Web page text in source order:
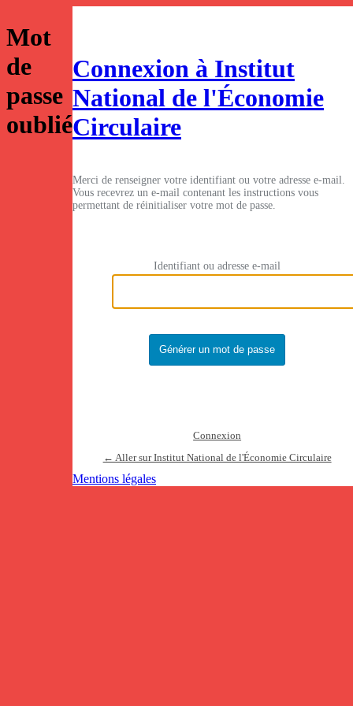
Mot
de
passe
oublié
Connexion à Institut
National de l'Économie
Circulaire
Merci de renseigner votre identifiant ou votre adresse e-mail.
Vous recevrez un e-mail contenant les instructions vous
permettant de réinitialiser votre mot de passe.
Identifiant ou adresse e-mail
Connexion
← Aller sur Institut National de l'Économie Circulaire
Mentions légales